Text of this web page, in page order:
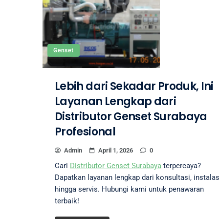
Genset
Lebih dari Sekadar Produk, Ini
Layanan Lengkap dari
Distributor Genset Surabaya
Profesional
Admin April 1, 2026 0
Cari Distributor Genset Surabaya terpercaya?
Dapatkan layanan lengkap dari konsultasi,
hingga servis. Hubungi kami untuk penawaran
terbaik!